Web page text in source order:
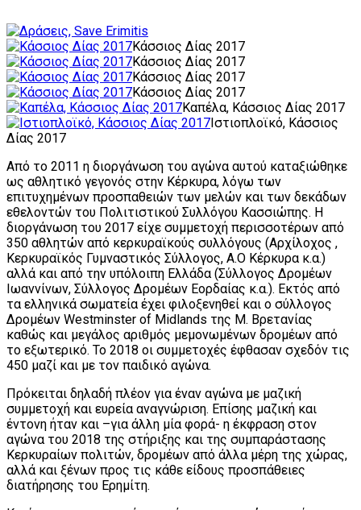
Κάσσιος Δίας 2017
Κάσσιος Δίας 2017
Κάσσιος Δίας 2017
Κάσσιος Δίας 2017
Καπέλα, Κάσσιος Δίας 2017
Ιστιοπλοϊκό, Κάσσιος
Δίας 2017
Από το 2011 η διοργάνωση του αγώνα αυτού καταξιώθηκε
ως αθλητικό γεγονός στην Κέρκυρα, λόγω των
επιτυχημένων προσπαθειών των μελών και των δεκάδων
εθελοντών του Πολιτιστικού Συλλόγου Κασσιώπης. Η
διοργάνωση του 2017 είχε συμμετοχή περισσοτέρων από
350 αθλητών από κερκυραϊκούς συλλόγους (Αρχίλοχος ,
Κερκυραϊκός Γυμναστικός Σύλλογος, Α.Ο Κέρκυρα κ.α.)
αλλά και από την υπόλοιπη Ελλάδα (Σύλλογος Δρομέων
Ιωαννίνων, Σύλλογος Δρομέων Εορδαίας κ.α.). Εκτός από
τα ελληνικά σωματεία έχει φιλοξενηθεί και ο σύλλογος
Δρομέων Westminster of Midlands της Μ. Βρετανίας
καθώς και μεγάλος αριθμός μεμονωμένων δρομέων από
το εξωτερικό. Το 2018 οι συμμετοχές έφθασαν σχεδόν τις
450 μαζί και με τον παιδικό αγώνα.
Πρόκειται δηλαδή πλέον για έναν αγώνα με μαζική
συμμετοχή και ευρεία αναγνώριση. Επίσης μαζική και
έντονη ήταν και –για άλλη μία φορά- η έκφραση στον
αγώνα του 2018 της στήριξης και της συμπαράστασης
Κερκυραίων πολιτών, δρομέων από άλλα μέρη της χώρας,
αλλά και ξένων προς τις κάθε είδους προσπάθειες
διατήρησης του Ερημίτη.